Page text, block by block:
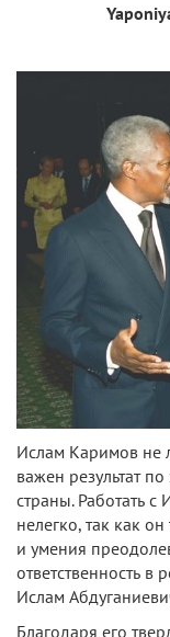
Ислам Каримов не
важен результат
страны. Работать
нелегко, так как
и умения
ответственность
Ислам
Благодаря его